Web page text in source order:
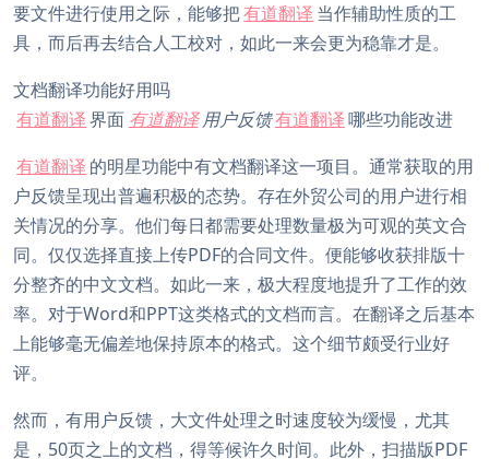
要文件进行使用之际，能够把有道翻译 当作辅助性质的工
具，而后再去结合人工校对，如此一来会更为稳靠才是。
文档翻译功能好用吗
有道翻译界面 有道翻译 用户反馈有道翻译哪些功能改进
有道翻译 的明星功能中有文档翻译这一项目。通常获取的用
户反馈呈现出普遍积极的态势。存在外贸公司的用户进行相
关情况的分享。他们每日都需要处理数量极为可观的英文合
同。仅仅选择直接上传PDF的合同文件。便能够收获排版十
分整齐的中文文档。如此一来，极大程度地提升了工作的效
率。对于Word和PPT这类格式的文档而言。在翻译之后基本
上能够毫无偏差地保持原本的格式。这个细节颇受行业好
评。
然而，有用户反馈，大文件处理之时速度较为缓慢，尤其
是，50页之上的文档，得等候许久时间。此外，扫描版PDF